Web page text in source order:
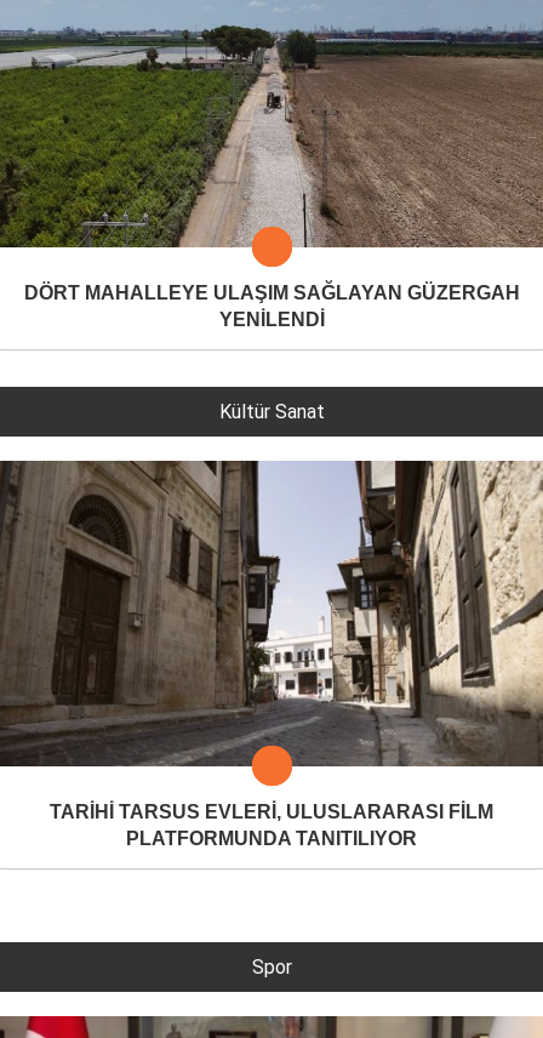
DÖRT MAHALLEYE ULAŞIM SAĞLAYAN GÜZERGAH
YENİLENDİ
Kültür Sanat
TARİHİ TARSUS EVLERİ, ULUSLARARASI FİLM
PLATFORMUNDA TANITILIYOR
Spor